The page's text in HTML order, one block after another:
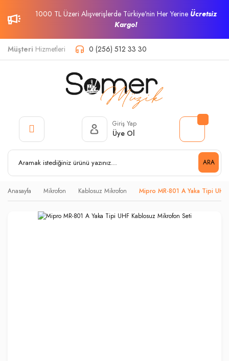
1000 TL Üzeri Alışverişlerde Türkiye'nin Her Yerine Ücretsiz
Kargo!
Müşteri Hizmetleri 0 (256) 512 33 30
ARA
Giriş Yap
Üye Ol
Anasayfa Mikrofon Kablosuz Mikrofon Mipro MR-801 A Yaka Tipi